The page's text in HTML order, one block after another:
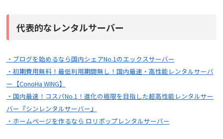
代表的なレンタルサーバー
・ブログを始めるなら国内シェアNo.1のエックスサーバー
・初期費用無料！最低利用期間無し！国内最速・高性能レンタルサーバ
ー【ConoHa WING】
・国内最速！コスパNo.1！進化の極限を目指した超高性能レンタルサー
バー『シンレンタルサーバー』
・ホームページを作るなら ロリポップレンタルサーバー